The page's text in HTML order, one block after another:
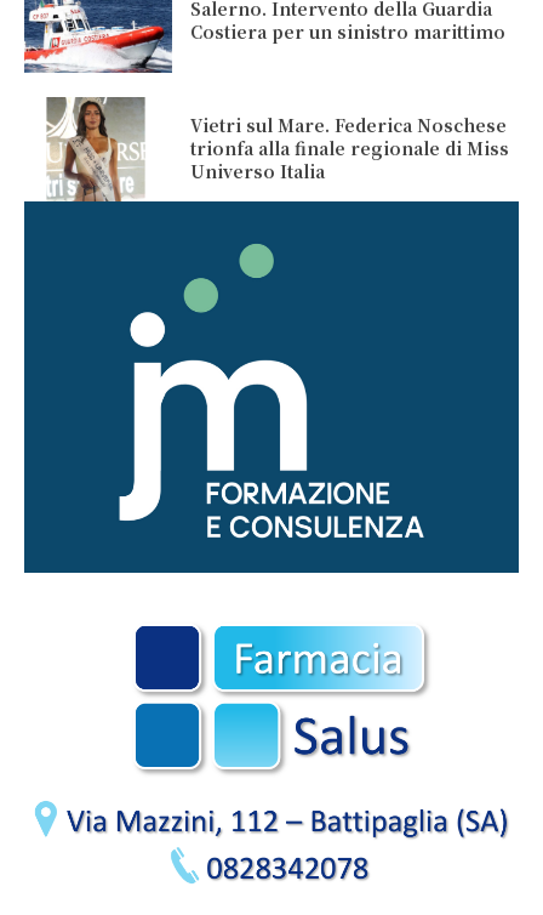
Salerno. Intervento della Guardia
Costiera per un sinistro marittimo
Vietri sul Mare. Federica Noschese
trionfa alla finale regionale di Miss
Universo Italia